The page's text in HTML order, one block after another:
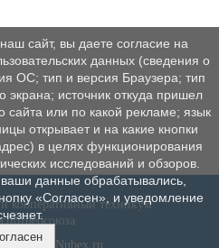
кооперативный техникум
сайтов Nubex.ru
сайт, вы даете согласие на
данных (сведения о
ОС; тип и версия Браузера; тип
экрана; источник откуда пришел
сайта или по какой рекламе; язык
открывает и на какие кнопки
в целях функционирования
исследований и обзоров.
данные обрабатывались,
«Согласен», и уведомление